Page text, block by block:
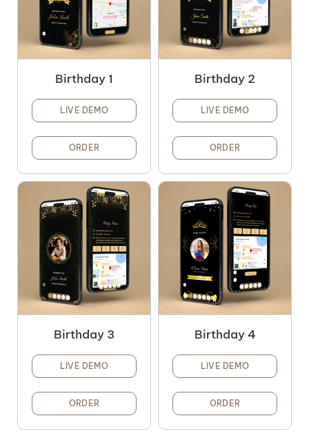
Birthday 1
LIVE DEMO
ORDER
Birthday 2
LIVE DEMO
ORDER
Birthday 3
LIVE DEMO
ORDER
Birthday 4
LIVE DEMO
ORDER